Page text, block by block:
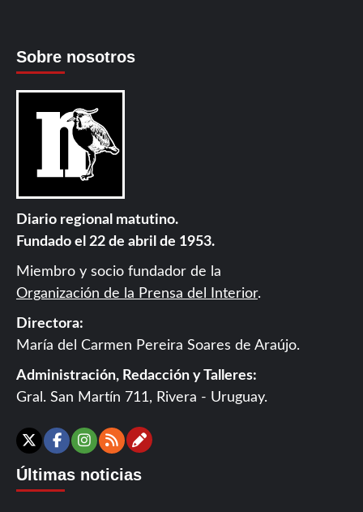
Sobre nosotros
Diario regional matutino.
Fundado el 22 de abril de 1953.
Miembro y socio fundador de la
Organización de la Prensa del Interior.
Directora:
María del Carmen Pereira Soares de Araújo.
Administración, Redacción y Talleres:
Gral. San Martín 711, Rivera - Uruguay.
X Facebook
Instagram
RSSContáctanos
Últimas noticias